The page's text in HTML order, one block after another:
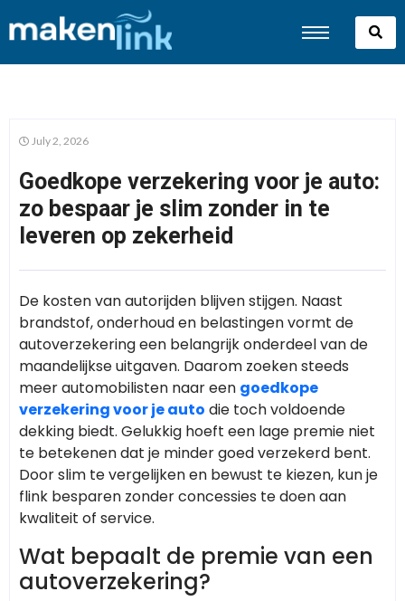
July 2, 2026
Goedkope verzekering voor je auto:
zo bespaar je slim zonder in te
leveren op zekerheid
De kosten van autorijden blijven stijgen. Naast
brandstof, onderhoud en belastingen vormt de
autoverzekering een belangrijk onderdeel van de
maandelijkse uitgaven. Daarom zoeken steeds
meer automobilisten naar een goedkope
verzekering voor je auto die toch voldoende
dekking biedt. Gelukkig hoeft een lage premie niet
te betekenen dat je minder goed verzekerd bent.
Door slim te vergelijken en bewust te kiezen, kun je
flink besparen zonder concessies te doen aan
kwaliteit of service.
Wat bepaalt de premie van een
autoverzekering?